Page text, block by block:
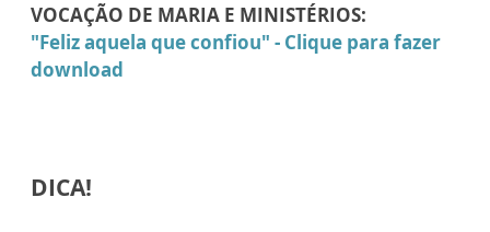
VOCAÇÃO DE MARIA E MINISTÉRIOS:
"Feliz aquela que confiou" - Clique para fazer
download
DICA!